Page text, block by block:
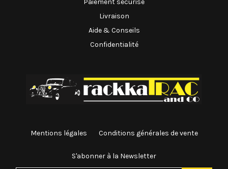
Paiement sécurisé
Livraison
Aide & Conseils
Confidentialité
Mentions légales Conditions générales de vente
S'abonner à la Newsletter